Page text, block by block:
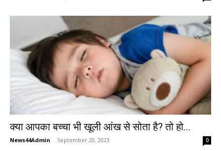
क्या आपका बच्चा भी खूली आंख से सोता है? तो हो...
News44Admin - September 20, 2023 0